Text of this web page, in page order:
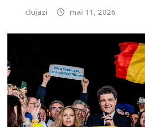
clujazi mai 11, 2026